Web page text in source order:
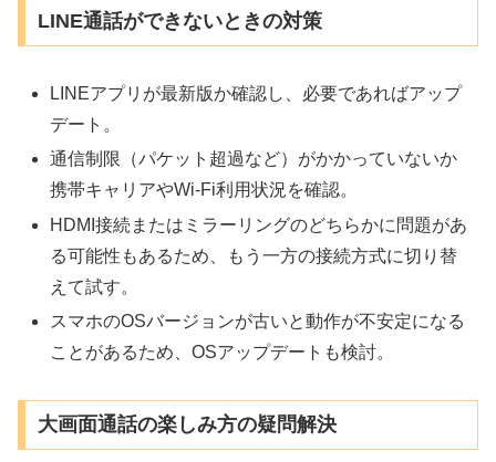
LINE通話ができないときの対策
LINEアプリが最新版か確認し、必要であればアップ
デート。
通信制限（パケット超過など）がかかっていないか
携帯キャリアやWi-Fi利用状況を確認。
HDMI接続またはミラーリングのどちらかに問題があ
る可能性もあるため、もう一方の接続方式に切り替
えて試す。
スマホのOSバージョンが古いと動作が不安定になる
ことがあるため、OSアップデートも検討。
大画面通話の楽しみ方の疑問解決